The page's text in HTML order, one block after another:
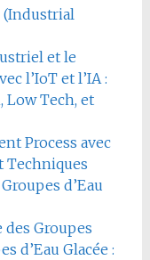
et le
l’IoT et l’IA :
Low Tech, et
Process avec
Techniques
d’Eau
Groupes
d’Eau Glacée :